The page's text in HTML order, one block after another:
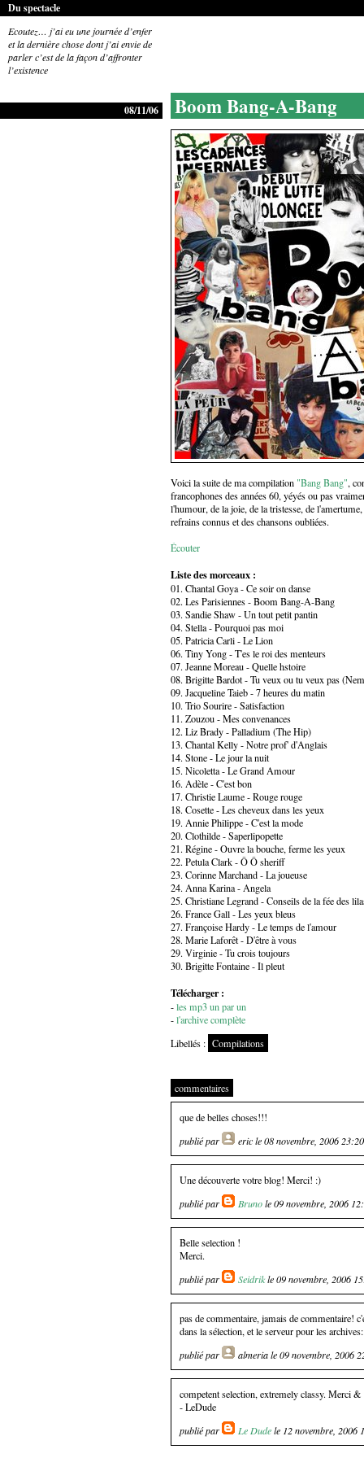
Du spectacle
Ecoutez… j’ai eu une journée d’enfer
et la dernière chose dont j’ai envie de
parler c’est de la façon d’affronter
l’existence
08/11/06 Boom Bang-A-Bang
Voici la suite de ma compilation "Bang Bang",
francophones des années 60, yéyés ou pas
l'humour, de la joie, de la tristesse, de
refrains connus et des chansons oubliées.
Écouter
Liste des morceaux :
01. Chantal Goya - Ce soir on danse
02. Les Parisiennes - Boom Bang-A-Bang
03. Sandie Shaw - Un tout petit pantin
04. Stella - Pourquoi pas moi
05. Patricia Carli - Le Lion
06. Tiny Yong - T'es le roi des menteurs
07. Jeanne Moreau - Quelle hstoire
08. Brigitte Bardot - Tu veux ou tu veux pas
09. Jacqueline Taieb - 7 heures du matin
10. Trio Sourire - Satisfaction
11. Zouzou - Mes convenances
12. Liz Brady - Palladium (The Hip)
13. Chantal Kelly - Notre prof' d'Anglais
14. Stone - Le jour la nuit
15. Nicoletta - Le Grand Amour
16. Adèle - C'est bon
17. Christie Laume - Rouge rouge
18. Cosette - Les cheveux dans les yeux
19. Annie Philippe - C'est la mode
20. Clothilde - Saperlipopette
21. Régine - Ouvre la bouche, ferme les yeux
22. Petula Clark - Ô Ô sheriff
23. Corinne Marchand - La joueuse
24. Anna Karina - Angela
25. Christiane Legrand - Conseils de la fée des
26. France Gall - Les yeux bleus
27. Françoise Hardy - Le temps de l'amour
28. Marie Laforêt - D'être à vous
29. Virginie - Tu crois toujours
30. Brigitte Fontaine - Il pleut
Télécharger :
-les mp3 un par un
-l'archive complète
Libellés : Compilations
commentaires
que de belles choses!!!
publié par
ericle 08 novembre, 2006 23:20
Une découverte votre blog! Merci! :)
publié par
Brunole 09 novembre, 2006
Belle selection !
Merci.
publié par
Seidrikle 09 novembre, 2006
pas de commentaire, jamais de commentaire!
dans la sélection, et le serveur pour les
publié par
almeriale 09 novembre, 2006
competent selection, extremely classy. Merci
- LeDude
publié par
Le Dudele 12 novembre, 2006